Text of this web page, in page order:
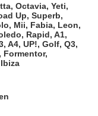
Octavia, Yeti,
Up, Superb,
Mii, Fabia, Leon,
Rapid, A1,
A4, UP!, Golf, Q3,
Formentor,